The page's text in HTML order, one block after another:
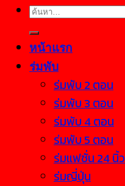
ค้นหา:
หน้าแรก
ร่มพับ
ร่มพับ 2 ตอน
ร่มพับ 3 ตอน
ร่มพับ 4 ตอน
ร่มพับ 5 ตอน
ร่มแฟชั่น 24 นิ้ว
ร่มญี่ปุ่น